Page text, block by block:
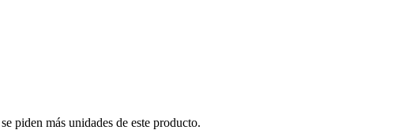
piden más unidades de este producto.